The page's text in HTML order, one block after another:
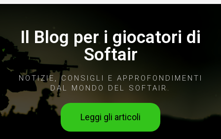
Il Blog per i giocatori di
Softair
NOTIZIE, CONSIGLI E APPROFONDIMENTI
DAL MONDO DEL SOFTAIR.
Leggi gli articoli